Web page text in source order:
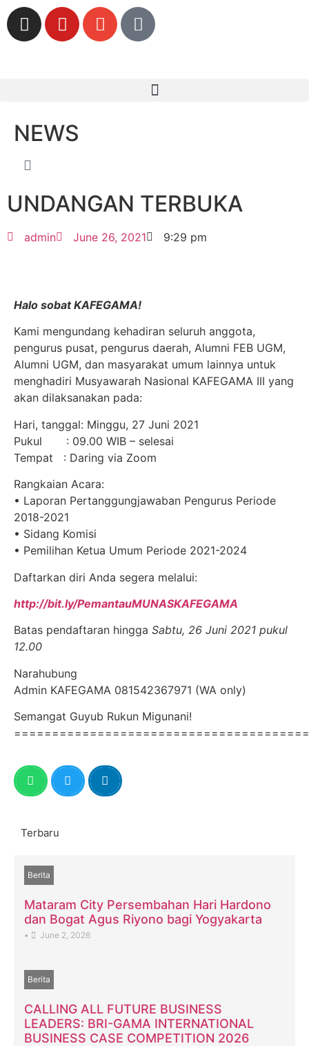
NEWS
UNDANGAN TERBUKA
admin June 26, 2021 9:29 pm
Halo sobat KAFEGAMA!
Kami mengundang kehadiran seluruh anggota,
pengurus pusat, pengurus daerah, Alumni FEB UGM,
Alumni UGM, dan masyarakat umum lainnya untuk
menghadiri Musyawarah Nasional KAFEGAMA III yang
akan dilaksanakan pada:
Hari, tanggal: Minggu, 27 Juni 2021
Pukul : 09.00 WIB – selesai
Tempat : Daring via Zoom
Rangkaian Acara:
• Laporan Pertanggungjawaban Pengurus Periode
2018-2021
• Sidang Komisi
• Pemilihan Ketua Umum Periode 2021-2024
Daftarkan diri Anda segera melalui:
http://bit.ly/PemantauMUNASKAFEGAMA
Batas pendaftaran hingga Sabtu, 26 Juni 2021 pukul
12.00
Narahubung
Admin KAFEGAMA 081542367971 (WA only)
Semangat Guyub Rukun Migunani!
Terbaru
Berita
Mataram City Persembahan Hari Hardono
dan Bogat Agus Riyono bagi Yogyakarta
• June 2, 2026
Berita
CALLING ALL FUTURE BUSINESS
LEADERS: BRI-GAMA INTERNATIONAL
BUSINESS CASE COMPETITION 2026